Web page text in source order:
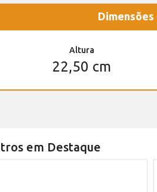
Altura
22,50 cm
em Destaque